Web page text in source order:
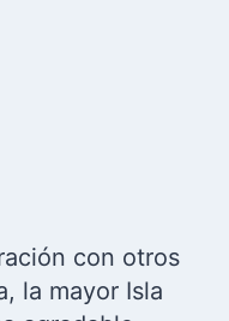
con otros
la mayor Isla